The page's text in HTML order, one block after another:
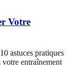
Votre
astuces pratiques
entraînement